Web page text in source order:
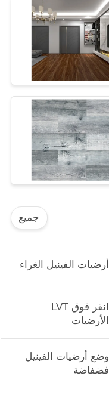
جميع
أرضيات الفينيل الغراء
انقر فوق LVT
الأرضيات
وضع أرضيات الفينيل
فضفاضة